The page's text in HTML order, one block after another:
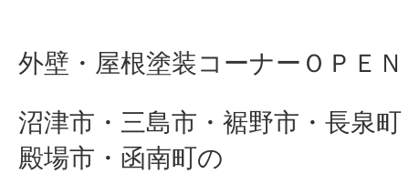
外壁・屋根塗装コーナーＯＰＥ
沼津市・三島市・裾野市・長泉
殿場市・函南町の